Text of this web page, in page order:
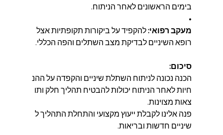
בימים הראשונים לאחר הניתוח.
•
מעקב רפואי: להקפיד על ביקורות תקופתיות אצל
רופא השיניים לבדיקת מצב השתלים והפה הכללי.
סיכום:
הכנה נכונה לניתוח השתלת שיניים והקפדה על ההנ
חיות לאחר הניתוח יכולות להבטיח תהליך חלק ותו
צאות מצוינות.
פנה אלינו לקבלת ייעוץ מקצועי והתחלת התהליך ל
שיניים חדשות ובריאות.